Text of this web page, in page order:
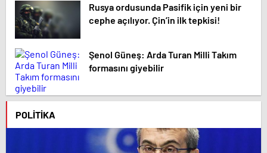
Rusya ordusunda Pasifik için yeni bir
cephe açılıyor. Çin’in ilk tepkisi!
Şenol Güneş: Arda Turan Milli Takım
formasını giyebilir
POLITIKA